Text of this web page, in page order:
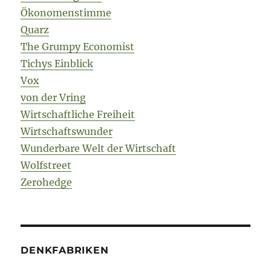
Ökonomenstimme
Quarz
The Grumpy Economist
Tichys Einblick
Vox
von der Vring
Wirtschaftliche Freiheit
Wirtschaftswunder
Wunderbare Welt der Wirtschaft
Wolfstreet
Zerohedge
DENKFABRIKEN